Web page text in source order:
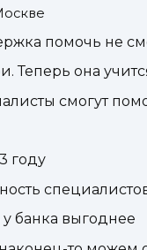
помочь не
Теперь она
смогут
году
у банка выгоднее